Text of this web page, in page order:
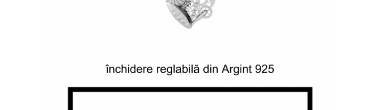
Lănțișoare cu Pietre Naturale